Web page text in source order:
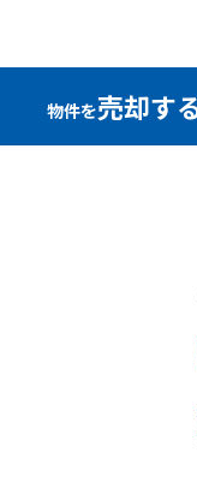
物件を売却す